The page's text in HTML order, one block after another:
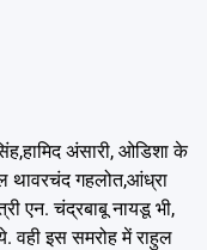
अंसारी, ओडिशा के
थावरचंद गहलोत,आंध्रा
एन. चंद्रबाबू नायडू भी,
वही इस समरोह में राहुल